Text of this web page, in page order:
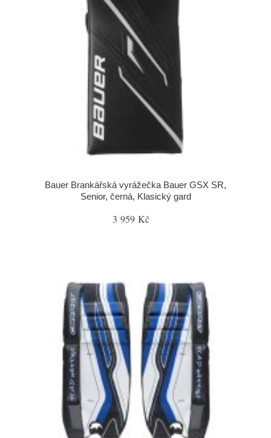
Bauer Brankářská vyrážečka Bauer GSX SR,
Senior, černá, Klasický gard
3 959 Kč